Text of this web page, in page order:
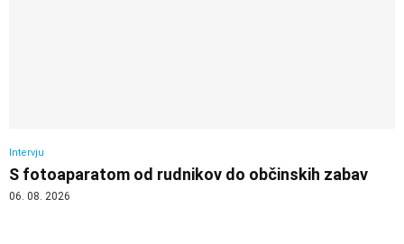
Intervju
S fotoaparatom od rudnikov do občinskih zabav
06. 08. 2026